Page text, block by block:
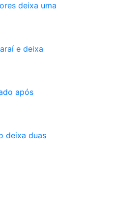
deixa uma
e deixa
após
deixa duas